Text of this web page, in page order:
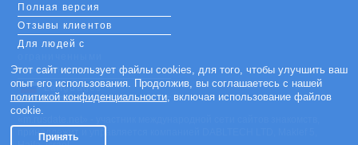
Полная версия
Отзывы клиентов
Для людей с
возможностями
Languages
принадлежит и управляется компанией DABLTECH LTD, Maklef 5,
Этот сайт использует файлы cookies, для того, чтобы улучшить ваш
опыт его использования. Продолжив, вы соглашаетесь с нашей
политикой конфиденциальности, включая использование файлов
cookie.
Принять